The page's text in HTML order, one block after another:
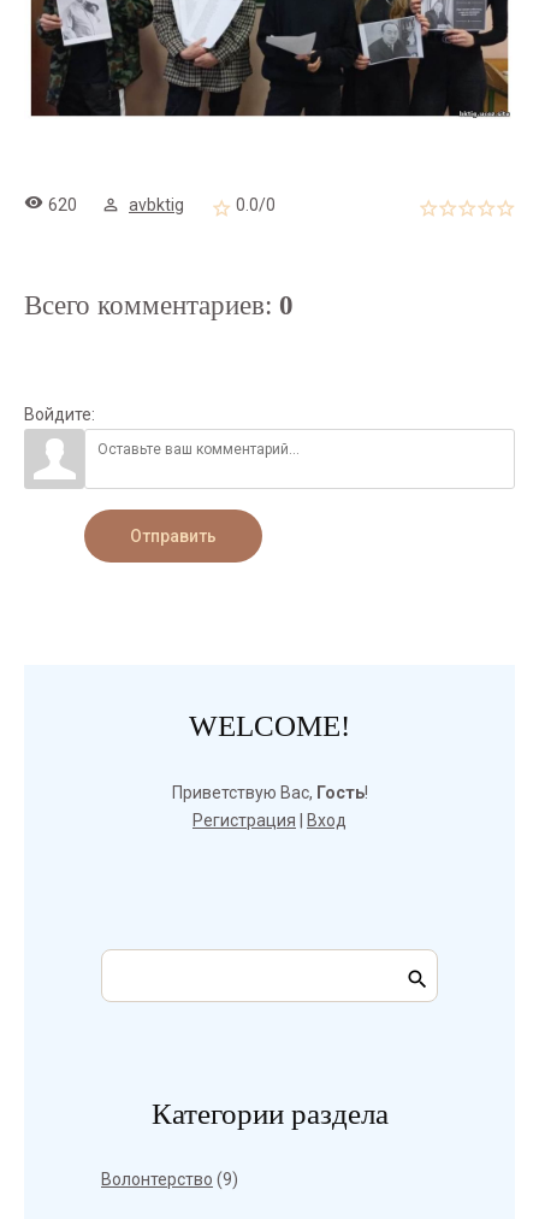
620 avbktig 0.0/0
Всего комментариев: 0
Войдите:
Отправить
WELCOME!
Приветствую Вас, Гость!
Регистрация
Вход
Категории раздела
Волонтерство (9)